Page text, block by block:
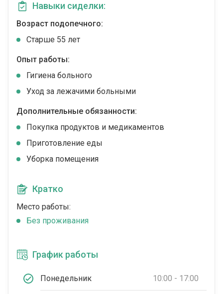
Навыки сиделки:
Возраст подопечного:
Cтарше 55 лет
Опыт работы:
Гигиена больного
Уход за лежачими больными
Дополнительные обязанности:
Покупка продуктов и медикаментов
Приготовление еды
Уборка помещения
Кратко
Место работы:
Без проживания
График работы
Понедельник 10:00 - 17:00